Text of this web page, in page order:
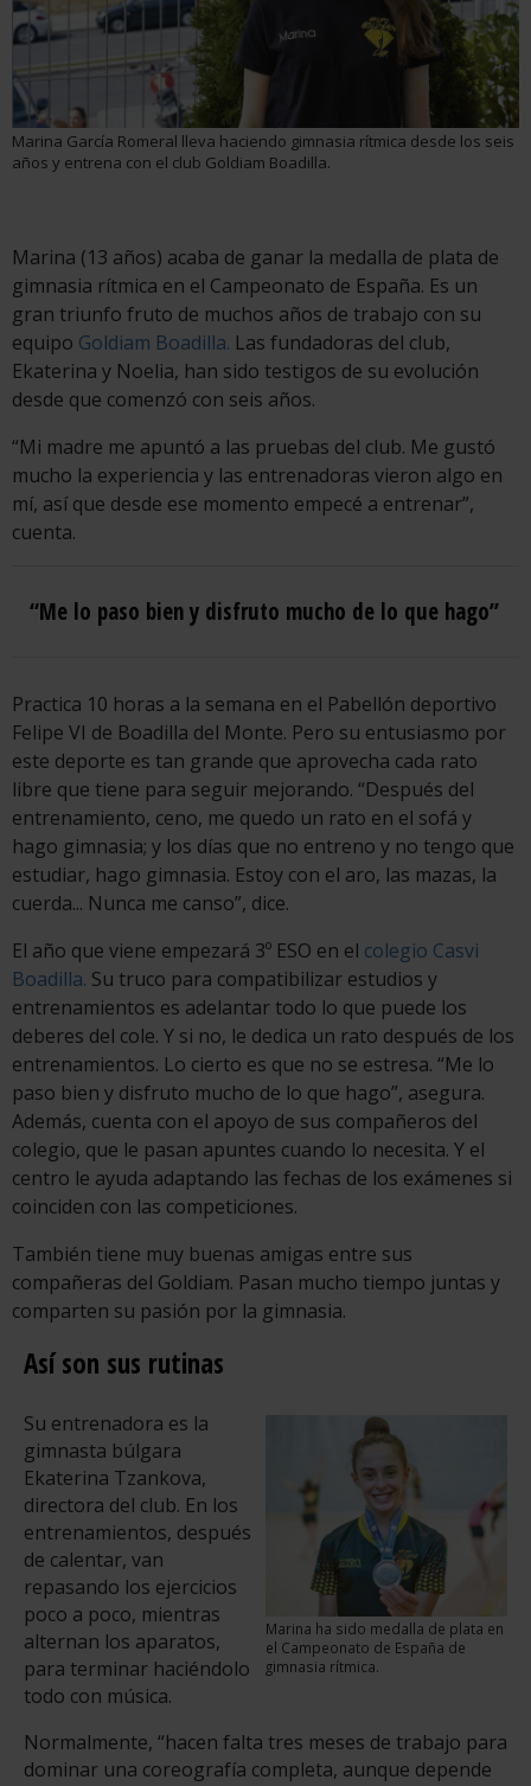
Marina García Romeral lleva haciendo gimnasia rítmica desde los seis
años y entrena con el club Goldiam Boadilla.
Marina (13 años) acaba de ganar la medalla de plata de
gimnasia rítmica en el Campeonato de España. Es un
gran triunfo fruto de muchos años de trabajo con su
equipo Goldiam Boadilla. Las fundadoras del club,
Ekaterina y Noelia, han sido testigos de su evolución
desde que comenzó con seis años.
“Mi madre me apuntó a las pruebas del club. Me gustó
mucho la experiencia y las entrenadoras vieron algo en
mí, así que desde ese momento empecé a entrenar”,
cuenta.
“Me lo paso bien y disfruto mucho de lo que hago”
Practica 10 horas a la semana en el Pabellón deportivo
Felipe VI de Boadilla del Monte. Pero su entusiasmo por
este deporte es tan grande que aprovecha cada rato
libre que tiene para seguir mejorando. “Después del
entrenamiento, ceno, me quedo un rato en el sofá y
hago gimnasia; y los días que no entreno y no tengo que
estudiar, hago gimnasia. Estoy con el aro, las mazas, la
cuerda... Nunca me canso”, dice.
El año que viene empezará 3º ESO en el colegio Casvi
Boadilla. Su truco para compatibilizar estudios y
entrenamientos es adelantar todo lo que puede los
deberes del cole. Y si no, le dedica un rato después de los
entrenamientos. Lo cierto es que no se estresa. “Me lo
paso bien y disfruto mucho de lo que hago”, asegura.
Además, cuenta con el apoyo de sus compañeros del
colegio, que le pasan apuntes cuando lo necesita. Y el
centro le ayuda adaptando las fechas de los exámenes si
coinciden con las competiciones.
También tiene muy buenas amigas entre sus
compañeras del Goldiam. Pasan mucho tiempo juntas y
comparten su pasión por la gimnasia.
Así son sus rutinas
Marina ha sido medalla de plata en
el Campeonato de España de
gimnasia rítmica.
Su entrenadora es la
gimnasta búlgara
Ekaterina Tzankova,
directora del club. En los
entrenamientos, después
de calentar, van
repasando los ejercicios
poco a poco, mientras
alternan los aparatos,
para terminar haciéndolo
todo con música.
Normalmente, “hacen falta tres meses de trabajo para
dominar una coreografía completa, aunque depende